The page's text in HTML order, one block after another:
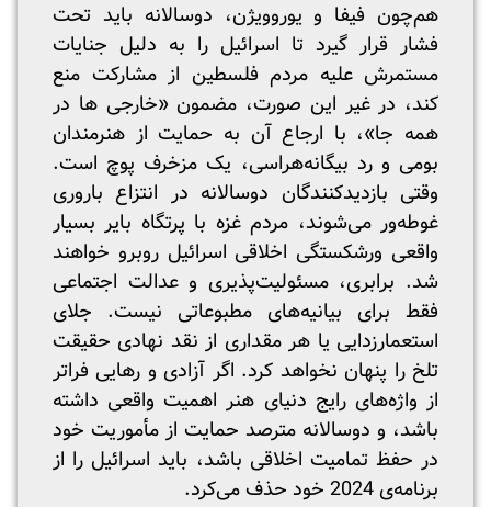
هم‌چون فیفا و یوروویژن، دوسالانه باید تحت
فشار قرار گیرد تا اسرائیل را به دلیل جنایات
مستمرش علیه مردم فلسطین از مشارکت منع
کند، در غیر این صورت، مضمون «خارجی ها در
همه جا»، با ارجاع آن به حمایت از هنرمندان
بومی و رد بیگانه‌هراسی، یک مزخرف پوچ است.
وقتی بازدیدکنندگان دوسالانه در انتزاع باروری
غوطه‌ور می‌شوند، مردم غزه با پرتگاه بایر بسیار
واقعی ورشکستگی اخلاقی اسرائیل روبرو خواهند
شد. برابری، مسئولیت‌پذیری و عدالت اجتماعی
فقط برای بیانیه‌های مطبوعاتی نیست. جلای
استعمارزدایی یا هر مقداری از نقد نهادی حقیقت
تلخ را پنهان نخواهد کرد. اگر آزادی و رهایی فراتر
از واژه‌های رایج دنیای هنر اهمیت واقعی داشته
باشد، و دوسالانه مترصد حمایت از مأموریت خود
در حفظ تمامیت اخلاقی باشد، باید اسرائیل را از
برنامه‌ی 2024 خود حذف می‌کرد.